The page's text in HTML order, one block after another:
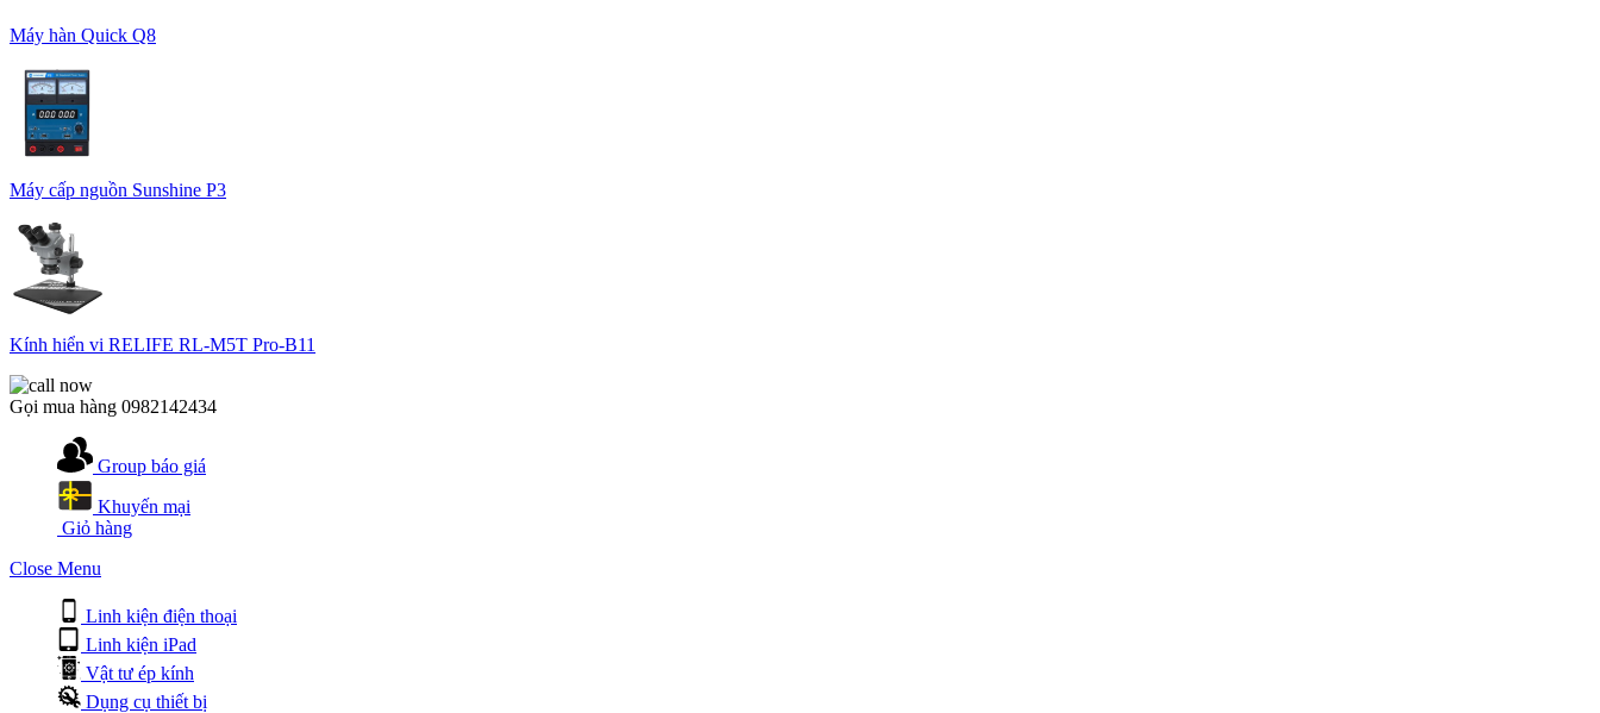
Máy hàn Quick Q8
Máy cấp nguồn Sunshine P3
Kính hiển vi RELIFE RL-M5T Pro-B11
Gọi mua hàng 0982142434
Group báo giá
Khuyến mại
Giỏ hàng
Close Menu
Linh kiện điện thoại
Linh kiện iPad
Vật tư ép kính
Dụng cụ thiết bị